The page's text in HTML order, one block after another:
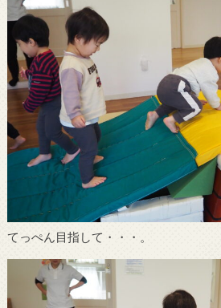
てっぺん目指して・・・。